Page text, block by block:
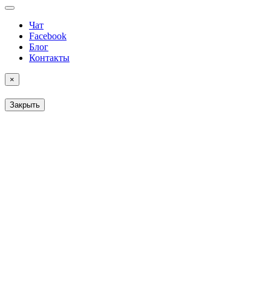
Чат
Facebook
Блог
Контакты
×
Закрыть